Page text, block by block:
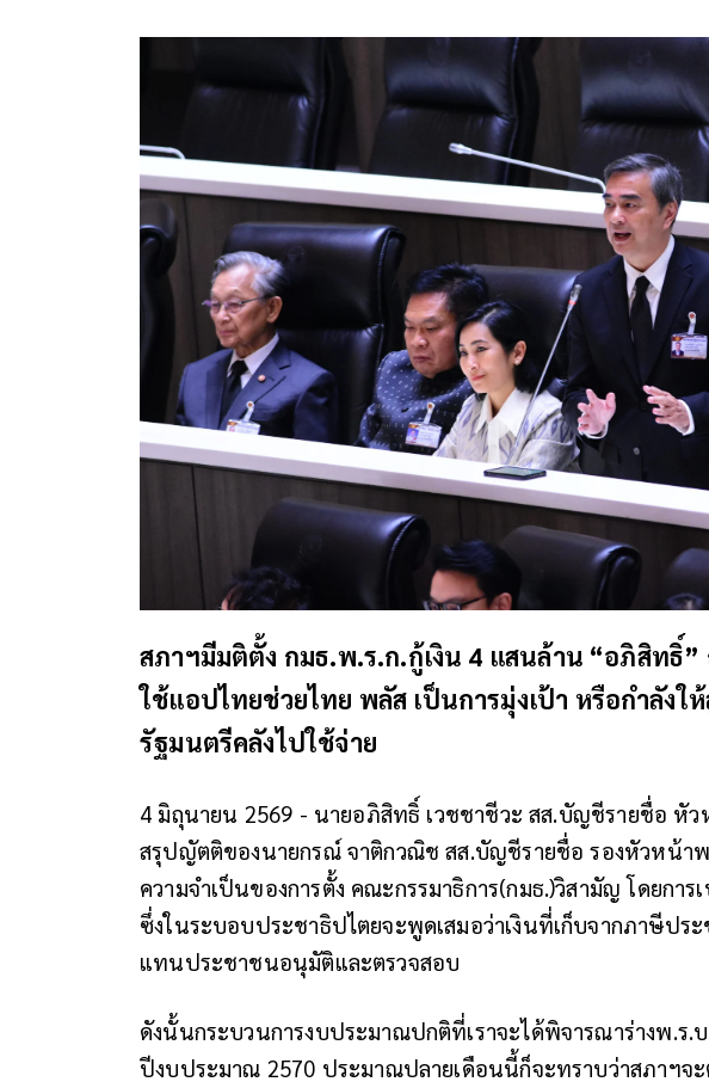
สภาฯมีมติตั้ง กมธ.พ.ร.ก.กู้เงิน 4 แสนล้าน “อภิสิทธิ์”
ใช้แอปไทยช่วยไทย พลัส เป็นการมุ่งเป้า หรือกำลัง
รัฐมนตรีคลังไปใช้จ่าย
4 มิถุนายน 2569 - นายอภิสิทธิ์ เวชชาชีวะ สส.บัญชีรายชื่อ หั
สรุปญัตติของนายกรณ์ จาติกวณิช สส.บัญชีรายชื่อ รองหัวหน้าพ
ความจำเป็นของการตั้ง คณะกรรมาธิการ(กมธ.)วิสามัญ โดยกา
ซึ่งในระบอบประชาธิปไตยจะพูดเสมอว่าเงินที่เก็บจากภาษีปร
แทนประชาชนอนุมัติและตรวจสอบ
ดังนั้นกระบวนการงบประมาณปกติที่เราจะได้พิจารณาร่างพ.ร.
ปีงบประมาณ 2570 ประมาณปลายเดือนนี้ก็จะทราบว่าสภาฯจ